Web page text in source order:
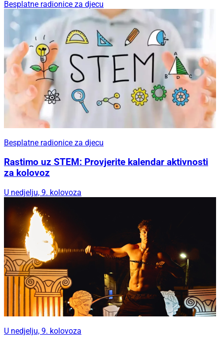
Besplatne radionice za djecu
Besplatne radionice za djecu
Rastimo uz STEM: Provjerite kalendar aktivnosti
za kolovoz
U nedjelju, 9. kolovoza
U nedjelju, 9. kolovoza